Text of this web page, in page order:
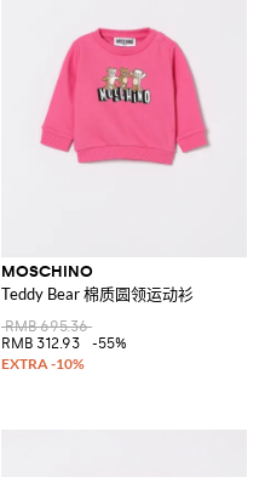
MOSCHINO
Teddy Bear 棉质圆领运动衫
RMB 695.36
RMB 312.93
-55%